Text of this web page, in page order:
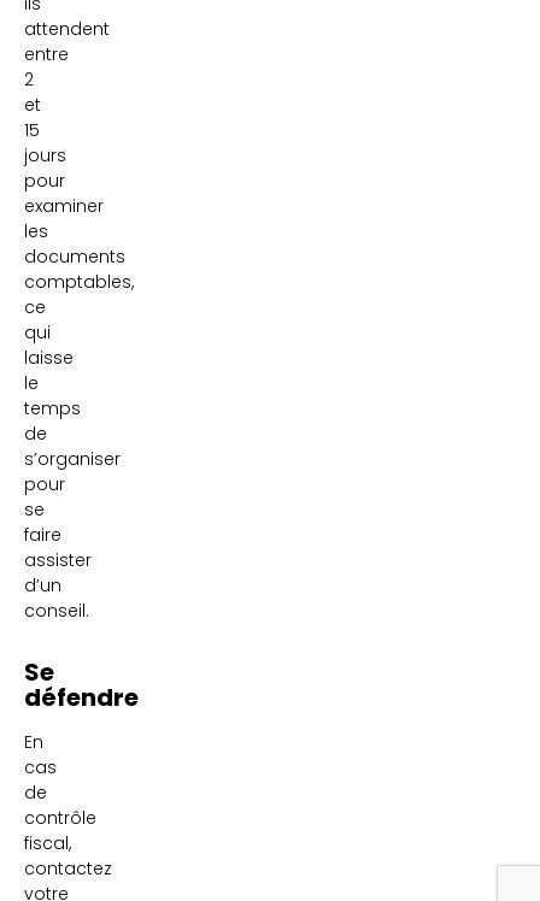
attendent
entre
2
et
15
jours
pour
examiner
les
documents
comptables,
ce
qui
laisse
le
temps
de
s’organiser
pour
se
faire
assister
d’un
conseil.
Se
défendre
En
cas
de
contrôle
fiscal,
contactez
votre